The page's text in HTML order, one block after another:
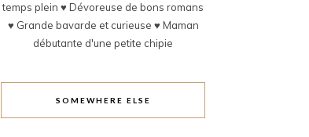
temps plein ♥ Dévoreuse de bons romans
♥ Grande bavarde et curieuse ♥ Maman
débutante d'une petite chipie
SOMEWHERE ELSE